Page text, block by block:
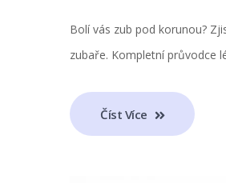
Bolí vás zub pod korunou?
zubaře. Kompletní průvodce
Číst Více